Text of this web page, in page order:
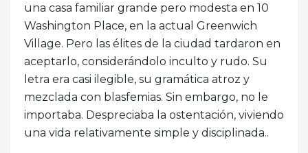
una casa familiar grande pero modesta en 10
Washington Place, en la actual Greenwich
Village. Pero las élites de la ciudad tardaron en
aceptarlo, considerándolo inculto y rudo. Su
letra era casi ilegible, su gramática atroz y
mezclada con blasfemias. Sin embargo, no le
importaba. Despreciaba la ostentación, viviendo
una vida relativamente simple y disciplinada..